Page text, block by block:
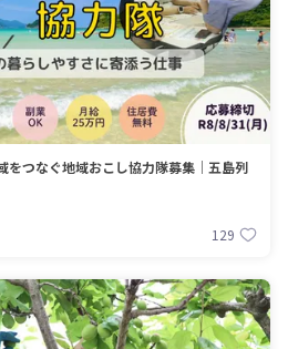
をつなぐ地域おこし協力隊募集｜五島列
129